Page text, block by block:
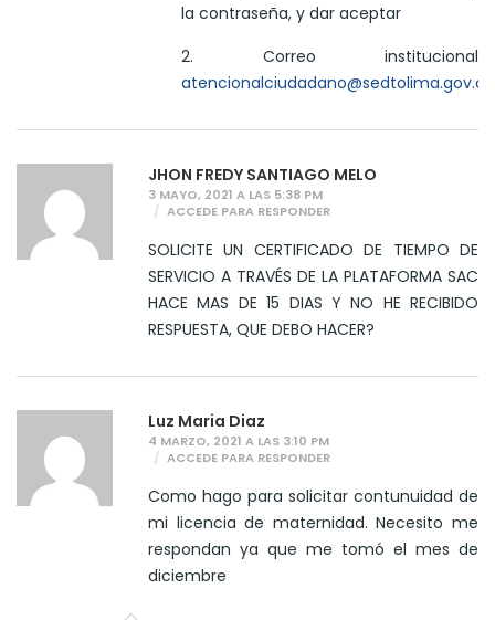
la contraseña, y dar aceptar
2. Correo institucional
atencionalciudadano@sedtolima.gov.co
JHON FREDY SANTIAGO MELO
3 MAYO, 2021 A LAS 5:38 PM
ACCEDE PARA RESPONDER
SOLICITE UN CERTIFICADO DE TIEMPO DE
SERVICIO A TRAVÉS DE LA PLATAFORMA SAC
HACE MAS DE 15 DIAS Y NO HE RECIBIDO
RESPUESTA, QUE DEBO HACER?
Luz Maria Diaz
4 MARZO, 2021 A LAS 3:10 PM
ACCEDE PARA RESPONDER
Como hago para solicitar contunuidad de
mi licencia de maternidad. Necesito me
respondan ya que me tomó el mes de
diciembre